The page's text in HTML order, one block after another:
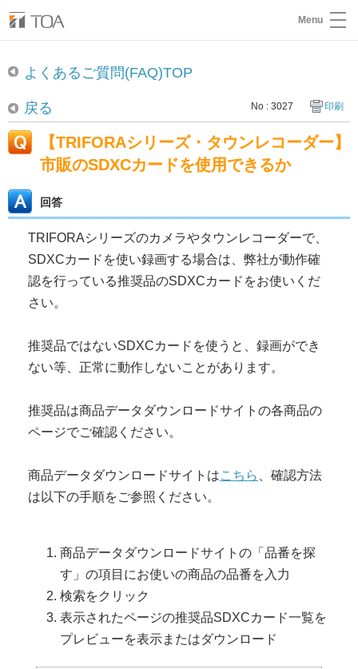
Menu
よくあるご質問(FAQ)TOP
戻る No : 3027 印刷
【TRIFORAシリーズ・タウンレコーダー】
市販のSDXCカードを使用できるか
回答
TRIFORAシリーズのカメラやタウンレコーダーで、
SDXCカードを使い録画する場合は、弊社が動作確
認を行っている推奨品のSDXCカードをお使いくだ
さい。
推奨品ではないSDXCカードを使うと、録画ができ
ない等、正常に動作しないことがあります。
推奨品は商品データダウンロードサイトの各商品の
ページでご確認ください。
商品データダウンロードサイトはこちら
、確認方法
は以下の手順をご参照ください。
商品データダウンロードサイトの「品番を探
す」の項目にお使いの商品の品番を入力
検索をクリック
表示されたページの推奨品SDXCカード一覧を
プレビューを表示またはダウンロード